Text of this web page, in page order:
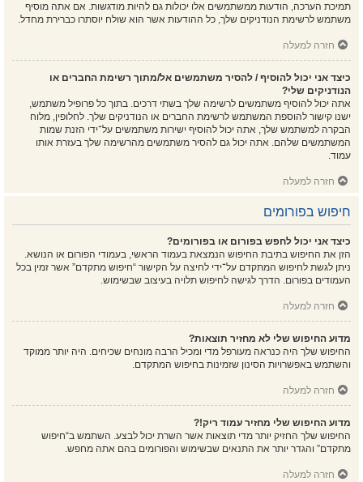
תמיכת הערכה, הודעות ממשתמשים אלו יכולות גם להיות מודגשות. אם אתה מוסיף
משתמש לרשימת הנודניקים שלך, כל ההודעות אשר הוא שולח יוסתרו כברירת מחדל.
חזרה למעלה
כיצד אני יכול להוסיף / להסיר משתמשים אל/מתוך רשימת החברים או
הנודניקים שלי?
אתה יכול להוסיף משתמשים לרשימה שלך בשתי דרכים. בתוך כל פרופיל משתמש,
ישנו קישור להוספת המשתמש לרשימת החברים או הנודניקים שלך. לחלופין, מלוח
הבקרה למשתמש שלך, אתה יכול להוסיף ישירות משתמשים על־ידי הזנת שמות
המשתמשים שלהם. אתה יכול גם להסיר משתמשים מהרשימה שלך בעזרת אותו
עמוד.
חזרה למעלה
חיפוש בפורומים
כיצד אני יכול לחפש בפורום או בפורומים?
הזן את החיפוש בתיבת החיפוש הנמצאת בעמוד הראשי, בעמודי הפורום או הנושא.
ניתן לגשת לחיפוש המתקדם על־ידי לחיצה על הקישור “חיפוש מתקדם” אשר זמין בכל
העמודים בפורום. הדרך לגישה לחיפוש תלויה בעיצוב שבשימוש.
חזרה למעלה
מדוע החיפוש שלי לא מחזיר תוצאות?
החיפוש שלך היה כנראה מעורפל מדי ומכיל הרבה מונחים שכיחים. היה יותר ממוקד
והשתמש באפשרויות הסינון שזמינות בחיפוש המתקדם.
חזרה למעלה
מדוע החיפוש שלי מחזיר עמוד ריק!?
החיפוש שלך החזיק יותר מדי תוצאות אשר השרת יכול לבצע. השתמש ב“חיפוש
מתקדם” והגדר יותר את התנאים שבשימוש והפורומים בהם אתה מחפש.
חזרה למעלה